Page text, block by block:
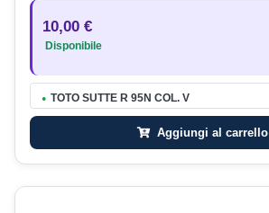
10,00 €
Disponibile
● TOTO SUTTE R 95N COL. V
Aggiungi al carrello